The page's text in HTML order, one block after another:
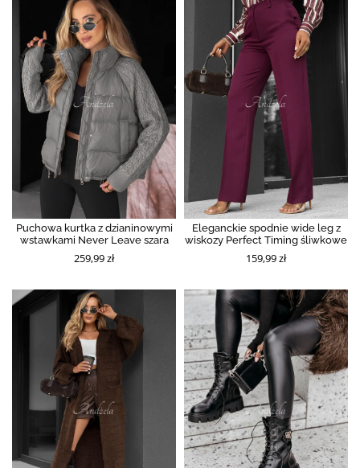
Puchowa kurtka z dzianinowymi
wstawkami Never Leave szara
259,99 zł
Eleganckie spodnie wide leg z
wiskozy Perfect Timing śliwkowe
159,99 zł